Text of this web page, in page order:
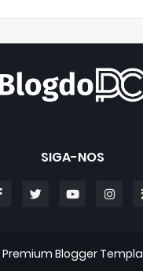
SIGA-NOS
Premium Blogger